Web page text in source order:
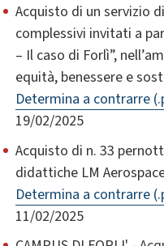
Acquisto di un servizio
complessivi invitati a
– Il caso di Forlì”,
equità, benessere e
Determina a contrarre
19/02/2025
Acquisto di n. 33
didattiche LM
Determina a contrarre
11/02/2025